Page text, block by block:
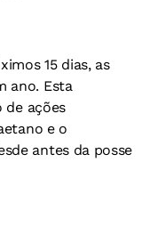
15 dias, as
ano. Esta
de ações
e o
antes da posse